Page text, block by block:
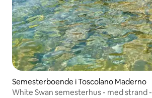
Semesterboende i Toscolano Maderno
White Swan semesterhus - med strand -